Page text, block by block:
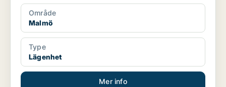
Område
Malmö
Type
Lägenhet
Mer info